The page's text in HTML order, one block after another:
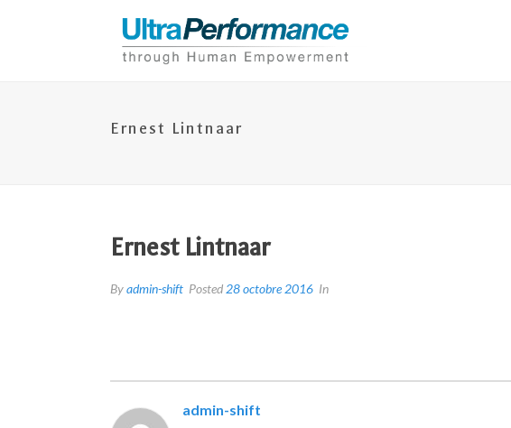
Ernest Lintnaar
Ernest Lintnaar
Byadmin-shift Posted 28 octobre 2016 In
admin-shift